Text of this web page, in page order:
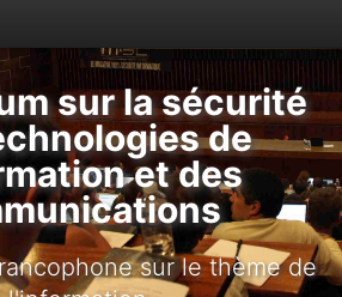
sur la sécurité
de
et des
sur le thème de